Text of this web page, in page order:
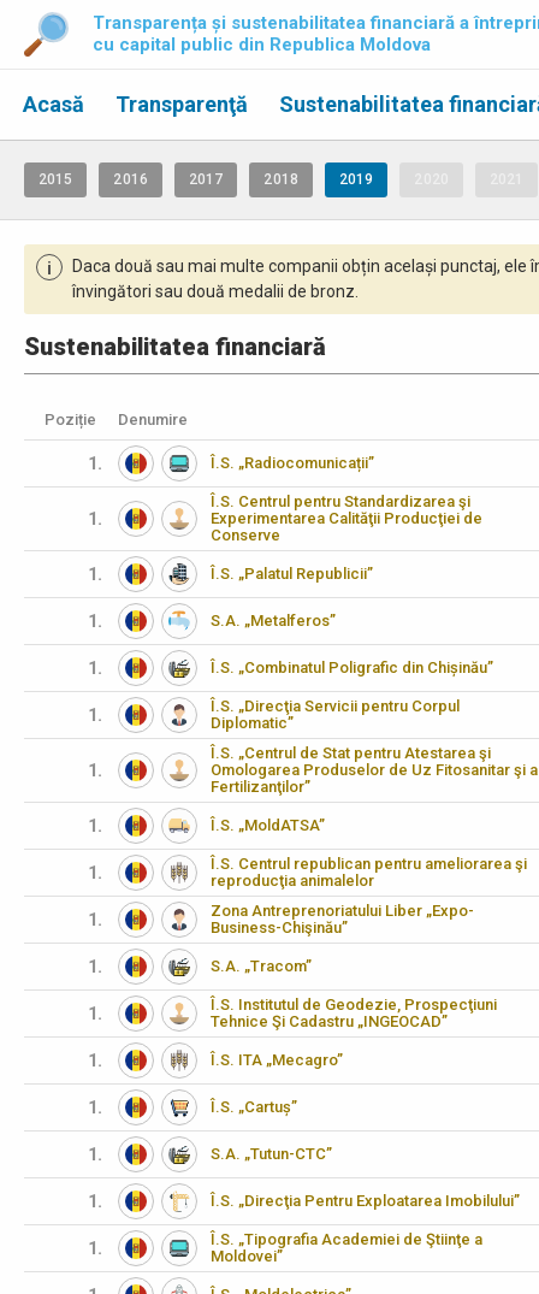
Transparența și sustenabilitatea financiară a
cu capital public din Republica Moldova
Acasă Transparenţă Sustenabilitatea
2015 2016 2017 2018 2019
i
Daca două sau mai multe companii obțin același punctaj,
învingători sau două medalii de bronz.
Sustenabilitatea financiară
Poziție Denumire
1. Î.S. „Radiocomunicații”
1.
Î.S. Centrul pentru Standardizarea şi
Experimentarea Calităţii Producţiei de
Conserve
1. Î.S. „Palatul Republicii”
1. S.A. „Metalferos”
1. Î.S. „Combinatul Poligrafic din Chișinău”
1.
Î.S. „Direcţia Servicii pentru Corpul
Diplomatic”
1.
Î.S. „Centrul de Stat pentru Atestarea şi
Omologarea Produselor de Uz Fitosanitar şi a
Fertilizanţilor”
1. Î.S. „MoldATSA”
1.
Î.S. Centrul republican pentru ameliorarea şi
reproducţia animalelor
1.
Zona Antreprenoriatului Liber „Expo-
Business-Chişinău”
1. S.A. „Tracom”
1.
Î.S. Institutul de Geodezie, Prospecţiuni
Tehnice Şi Cadastru „INGEOCAD”
1. Î.S. ITA „Mecagro”
1. Î.S. „Cartuș”
1. S.A. „Tutun-CTC”
1. Î.S. „Direcţia Pentru Exploatarea Imobilului”
1.
Î.S. „Tipografia Academiei de Ştiinţe a
Moldovei”